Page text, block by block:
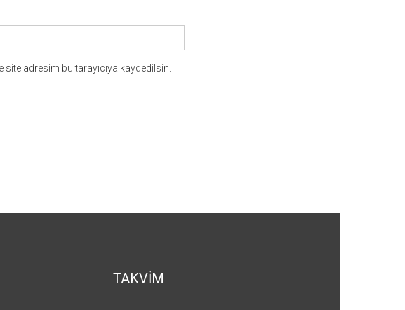
adresim bu tarayıcıya kaydedilsin.
TAKVİM